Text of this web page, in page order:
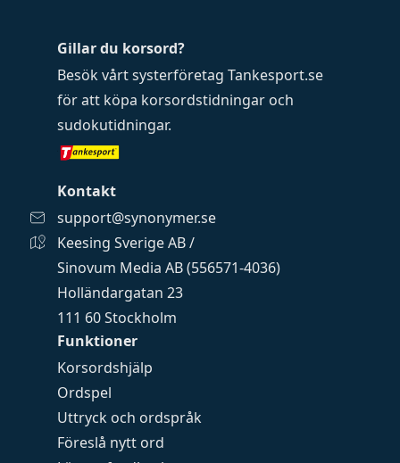
Funktioner
Korsordshjälp
Ordspel
Uttryck och ordspråk
Föreslå nytt ord
Gillar du korsord?
Besök vårt systerföretag Tankesport.se
för att köpa korsordstidningar och
sudokutidningar.
Kontakt
support@synonymer.se
Keesing Sverige AB /
Sinovum Media AB (556571-4036)
Holländargatan 23
111 60 Stockholm